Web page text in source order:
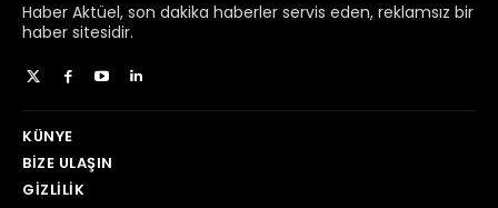
Haber Aktüel, son dakika haberler servis eden, reklamsız bir
haber sitesidir.
KÜNYE
BIZE ULAŞIN
GIZLILIK